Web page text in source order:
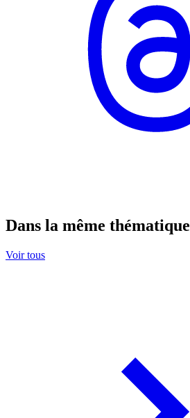
Dans la même thématique
Voir tous